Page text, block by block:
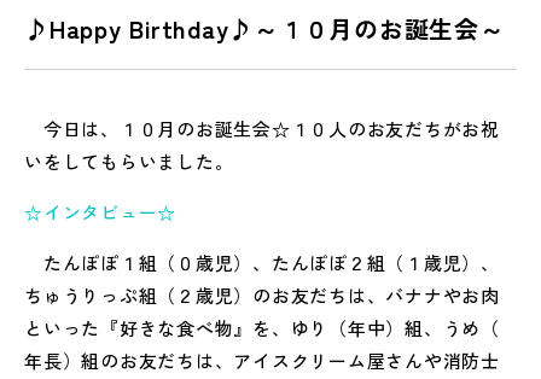
♪Happy Birthday♪～１０月のお誕生会～
今日は、１０月のお誕生会☆１０人のお友だちがお祝
いをしてもらいました。
☆インタビュー☆
たんぽぽ１組（０歳児）、たんぽぽ２組（１歳児）、
ちゅうりっぷ組（２歳児）のお友だちは、バナナやお肉
といった『好きな食べ物』を、ゆり（年中）組、うめ（
年長）組のお友だちは、アイスクリーム屋さんや消防士